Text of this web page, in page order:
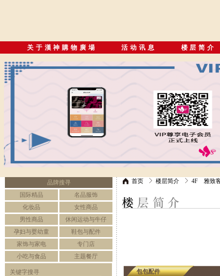
关于漢神購物廣場 活动讯息 楼层简介
品牌搜寻
国际精品
名品服饰
化妆品
女性商品
男性商品
休闲运动与牛仔
孕妇与婴幼童
鞋包与配件
家饰与家电
专门店
小吃与食品
主题餐厅
关键字搜寻
首页 楼层简介 4F 雅致
包包配件